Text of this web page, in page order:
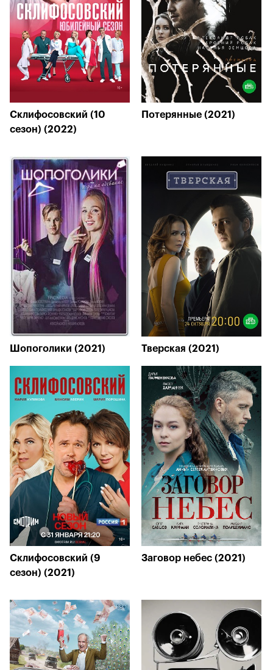
Склифосовский (10
сезон) (2022)
Потерянные (2021)
Шопоголики (2021) Тверская (2021)
Склифосовский (9
сезон) (2021)
Заговор небес (2021)